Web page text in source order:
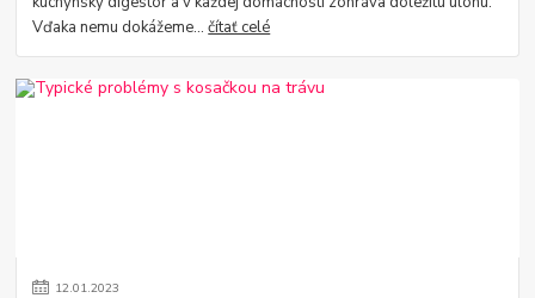
Vďaka nemu dokážeme...čítať celé
12.01.2023